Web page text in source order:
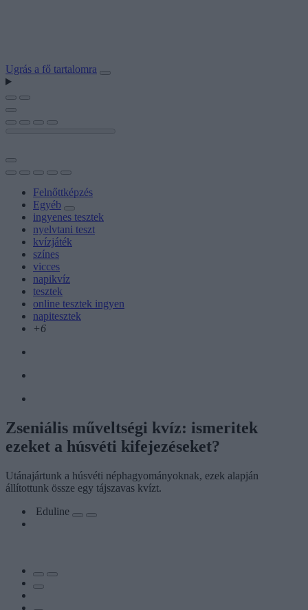
Ugrás a fő tartalomra
Felnőttképzés
Egyéb
ingyenes tesztek
nyelvtani teszt
kvízjáték
színes
vicces
napikvíz
tesztek
online tesztek ingyen
napitesztek
+6
Zseniális műveltségi kvíz: ismeritek
ezeket a húsvéti kifejezéseket?
Utánajártunk a húsvéti néphagyományoknak, ezek alapján
állítottunk össze egy tájszavas kvízt.
Eduline